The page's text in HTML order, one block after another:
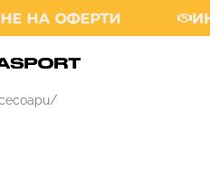
НА ОФЕРТИ
/